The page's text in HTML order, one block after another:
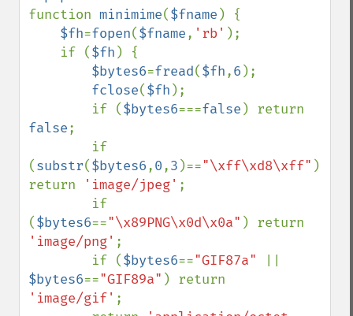
function minimime($fname ) {
$fh=fopen($fname, 'rb' );
    if (
$fh ) {
$bytes6=fread($fh,6 );
fclose($fh );
        if (
$bytes6===false
false;
(substr($bytes6,0,3 )=="\xff\xd8\xff" )
return
'image/jpeg' ;
($bytes6=="\x89PNG\x0d\x0a"
'image/png' ;
        if (
$bytes6=="GIF87a"
$bytes6=="GIF89a"
'image/gif' ;